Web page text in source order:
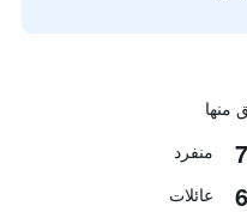
منفرد
عائلات